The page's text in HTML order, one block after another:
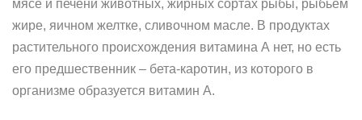
мясе и печени животных, жирных сортах рыбы, рыбьем
жире, яичном желтке, сливочном масле. В продуктах
растительного происхождения витамина А нет, но есть
его предшественник – бета-каротин, из которого в
организме образуется витамин А.